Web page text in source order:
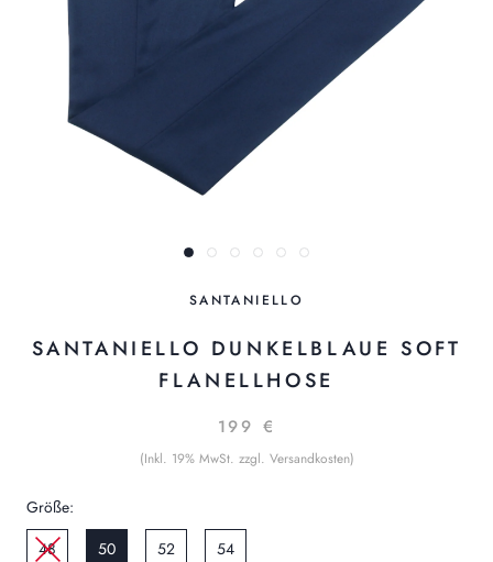
SANTANIELLO
SANTANIELLO DUNKELBLAUE SOFT
FLANELLHOSE
199 €
(Inkl. 19% MwSt. zzgl. Versandkosten)
Größe:
48
50 52 54